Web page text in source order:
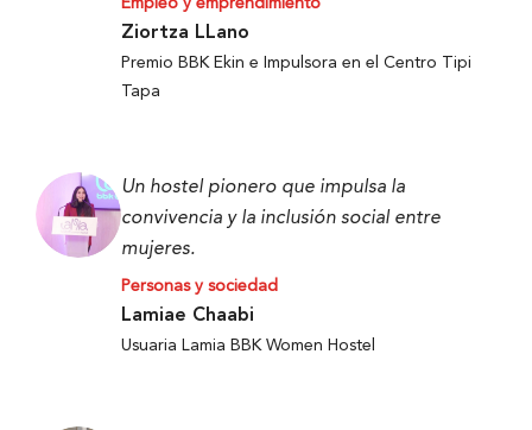
Empleo y emprendimiento
Ziortza LLano
Premio BBK Ekin e Impulsora en el Centro Tipi
Tapa
Un hostel pionero que impulsa la
convivencia y la inclusión social entre
mujeres.
Personas y sociedad
Lamiae Chaabi
Usuaria Lamia BBK Women Hostel